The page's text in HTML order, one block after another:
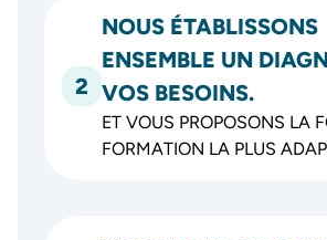
2
NOUS ÉTABLISSONS
ENSEMBLE UN
VOS BESOINS.
ET VOUS PROPOSONS LA
FORMATION LA PLUS